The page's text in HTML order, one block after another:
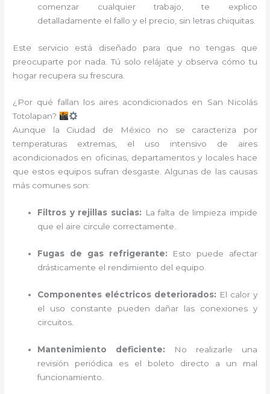
comenzar cualquier trabajo, te explico
detalladamente el fallo y el precio, sin letras chiquitas.
Este servicio está diseñado para que no tengas que
preocuparte por nada. Tú solo relájate y observa cómo tu
hogar recupera su frescura.
¿Por qué fallan los aires acondicionados en San Nicolás
Totolapan?
Aunque la Ciudad de México no se caracteriza por
temperaturas extremas, el uso intensivo de aires
acondicionados en oficinas, departamentos y locales hace
que estos equipos sufran desgaste. Algunas de las causas
más comunes son:
Filtros y rejillas sucias: La falta de limpieza impide
que el aire circule correctamente.
Fugas de gas refrigerante: Esto puede afectar
drásticamente el rendimiento del equipo.
Componentes eléctricos deteriorados: El calor y
el uso constante pueden dañar las conexiones y
circuitos.
Mantenimiento deficiente: No realizarle una
revisión periódica es el boleto directo a un mal
funcionamiento.